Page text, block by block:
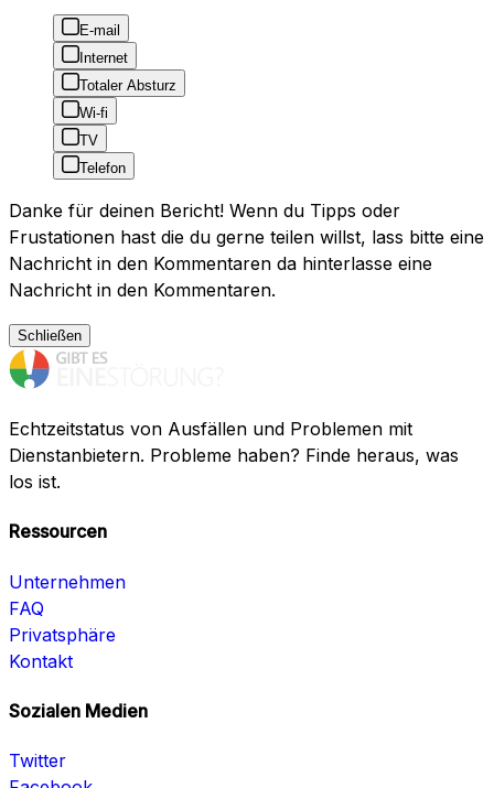
E-mail
Internet
Totaler Absturz
Wi-fi
TV
Telefon
Danke für deinen Bericht! Wenn du Tipps oder
Frustationen hast die du gerne teilen willst, lass bitte eine
Nachricht in den Kommentaren da hinterlasse eine
Nachricht in den Kommentaren.
Schließen
Echtzeitstatus von Ausfällen und Problemen mit
Dienstanbietern. Probleme haben? Finde heraus, was
los ist.
Ressourcen
Unternehmen
FAQ
Privatsphäre
Kontakt
Sozialen Medien
Twitter